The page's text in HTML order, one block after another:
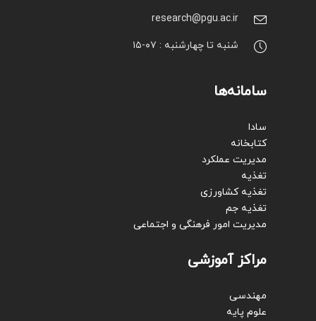
research@pgu.ac.ir
شنبه تا چهارشنبه : ۰۷-۱۵
سامانه‌ها
سادا
کتابخانه
مدیریت عملکرد
تغذیه
تغذیه کشاورزی
تغذیه جم
مدیریت امور فرهنگی و اجتماعی
مراکز آموزشی
مهندسی
علوم پایه